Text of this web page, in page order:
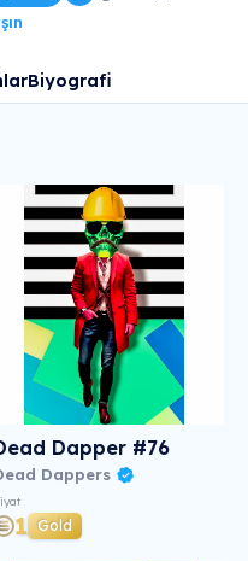
Biyografi
Dapper #76
Dappers
1 Gold